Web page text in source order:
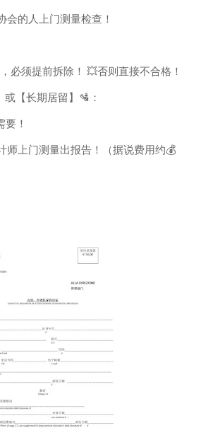
会的人上门测量检查！
必须提前拆除！ 💥否则直接不合格！
【长期居留】🛂：
！
师上门测量出报告！（据说费用约💰